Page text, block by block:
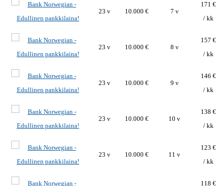
23 v 10.000 € 7 v
171 €
/ kk
23 v 10.000 € 8 v
157 €
/ kk
23 v 10.000 € 9 v
146 €
/ kk
23 v 10.000 € 10 v
138 €
/ kk
23 v 10.000 € 11 v
123 €
/ kk
118 €